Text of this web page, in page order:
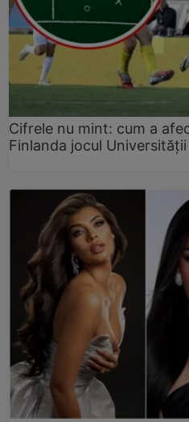
Cifrele nu mint: cum a
Finlanda jocul